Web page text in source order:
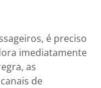
é preciso
imediatamente
as
de